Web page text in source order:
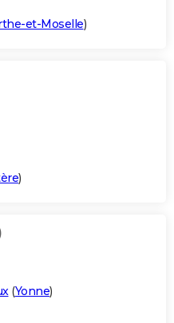
et-Moselle)
)
(Yonne)